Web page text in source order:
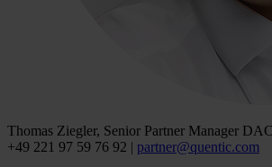
Thomas Ziegler, Senior Partner Manager
+49 221 97 59 76 92 | partner@quentic.com